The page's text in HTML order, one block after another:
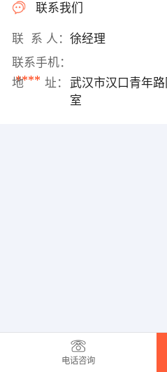
联系我们
联 系 人： 徐经理
联系手机：
****
地 址：
武汉市汉口青年
室
电话咨询